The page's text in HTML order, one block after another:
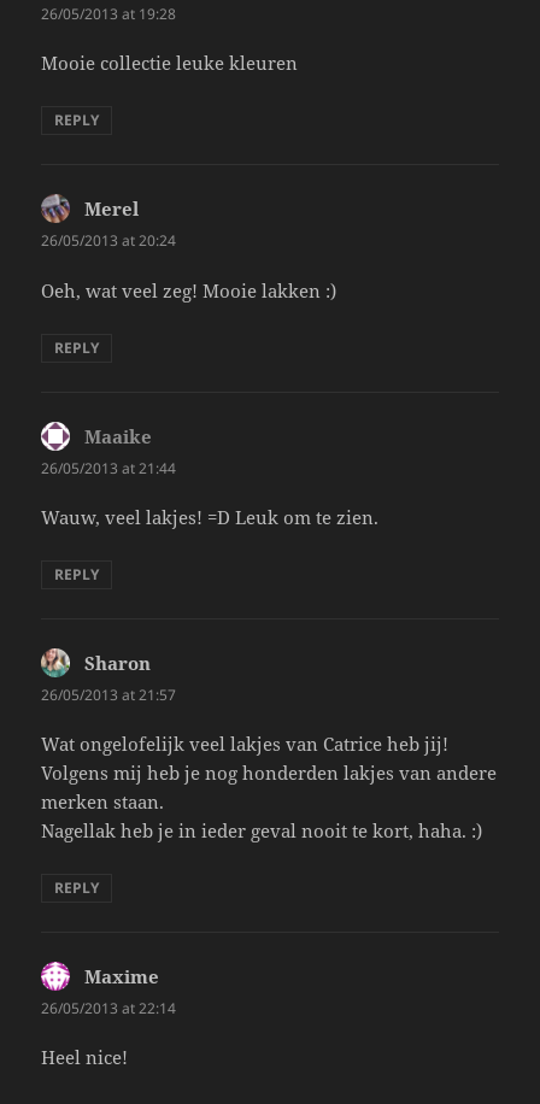
26/05/2013 at 19:28
Mooie collectie leuke kleuren
REPLY
Merel
26/05/2013 at 20:24
Oeh, wat veel zeg! Mooie lakken :)
REPLY
Maaike
26/05/2013 at 21:44
Wauw, veel lakjes! =D Leuk om te zien.
REPLY
Sharon
26/05/2013 at 21:57
Wat ongelofelijk veel lakjes van Catrice heb jij!
Volgens mij heb je nog honderden lakjes van andere
merken staan.
Nagellak heb je in ieder geval nooit te kort, haha. :)
REPLY
Maxime
26/05/2013 at 22:14
Heel nice!